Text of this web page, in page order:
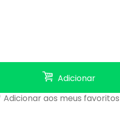
Adicionar
Adicionar aos meus favoritos